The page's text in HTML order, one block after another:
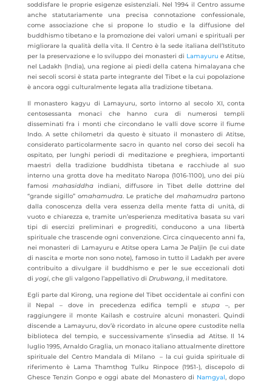
soddisfare le proprie esigenze esistenziali. Nel 1994 il Centro assume
anche statutariamente una precisa connotazione confessionale,
come associazione che si propone lo studio e la diffusione del
buddhismo tibetano e la promozione dei valori umani e spirituali per
migliorare la qualità della vita. Il Centro è la sede italiana dell’Istituto
per la preservazione e lo sviluppo dei monasteri di Lamayurue Atitse,
nel Ladakh (India), una regione ai piedi della catena himalayana che
nei secoli scorsi è stata parte integrante del Tibet e la cui popolazione
è ancora oggi culturalmente legata alla tradizione tibetana.
Il monastero kagyu di Lamayuru, sorto intorno al secolo XI, conta
centosessanta monaci che hanno cura di numerosi templi
disseminati fra i monti che circondano le valli dove scorre il fiume
Indo. A sette chilometri da questo è situato il monastero di Atitse,
considerato particolarmente sacro in quanto nel corso dei secoli ha
ospitato, per lunghi periodi di meditazione e preghiera, importanti
maestri della tradizione buddhista tibetana e racchiude al suo
interno una grotta dove ha meditato Naropa (1016-1100), uno dei più
famosimahasiddha indiani, diffusore in Tibet delle dottrine del
“grande sigillo” omahamudra. Le pratiche delmahamudra partono
dalla conoscenza della vera essenza della mente fatta di unità, di
vuoto e chiarezza e, tramite un’esperienza meditativa basata su vari
tipi di esercizi preliminari e progrediti, conducono a una libertà
spirituale che trascende ogni convenzione. Circa cinquecento anni fa,
nei monasteri di Lamayuru e Atitse opera Lama Je Paljin (le cui date
di nascita e morte non sono note), famoso in tutto il Ladakh per avere
contribuito a divulgare il buddhismo e per le sue eccezionali doti
di yogi, che gli valgono l’appellativo di Drubwang, il meditatore.
Egli parte dal Kirong, una regione del Tibet occidentale ai confini con
il Nepal – dove in precedenza edifica templi estupa –, per
raggiungere il monte Kailash e costruire alcuni monasteri. Quindi
discende a Lamayuru, dov’è ricordato in alcune opere custodite nella
biblioteca del tempio, e successivamente s’insedia ad Atitse. Il 14
luglio 1995, Arnaldo Graglia, un monaco italiano attualmente direttore
spirituale del Centro Mandala di Milano – la cui guida spirituale di
riferimento è Lama Thamthog Tulku Rinpoce (1951-), discepolo di
Ghesce Tenzin Gonpo e oggi abate del Monastero di Namgyal, dopo